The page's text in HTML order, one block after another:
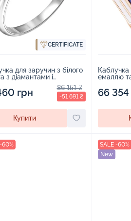
CERTIFICATE
для заручин з білого
з діамантами і
грн 86 151 ₴
-51 691 ₴
Купити
Каблучка
емаллю
66 354
60%
SALE -60%
New